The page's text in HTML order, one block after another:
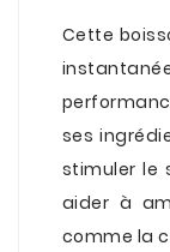
Cette
ses
stimuler le
aider à
comme la